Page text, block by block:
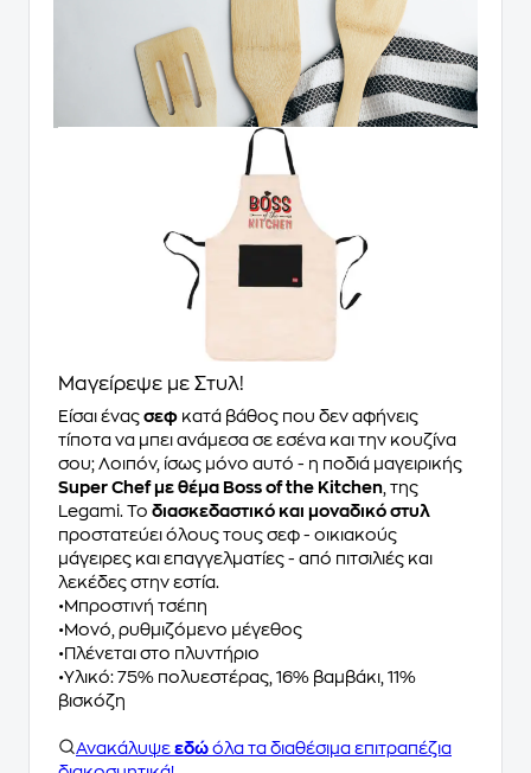
Μαγείρεψε με Στυλ!
Είσαι ένας σεφ κατά βάθος που δεν αφήνεις
τίποτα να μπει ανάμεσα σε εσένα και την κουζίνα
σου; Λοιπόν, ίσως μόνο αυτό - η ποδιά μαγειρικής
Super Chef με θέμα Boss of the Kitchen , της
Legami. Το διασκεδαστικό και μοναδικό στυλ
προστατεύει όλους τους σεφ - οικιακούς
μάγειρες και επαγγελματίες - από πιτσιλιές και
λεκέδες στην εστία.
•Μπροστινή τσέπη
•Μονό, ρυθμιζόμενο μέγεθος
•Πλένεται στο πλυντήριο
•Υλικό: 75% πολυεστέρας, 16% βαμβάκι, 11%
βισκόζη
Ανακάλυψε εδώ όλα τα διαθέσιμα επιτραπέζια